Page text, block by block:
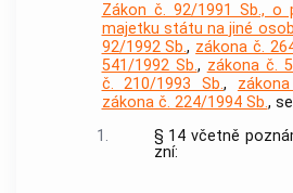
Zákon č. 92/1991 Sb., o
majetku státu na jiné
92/1992 Sb., zákona č.
541/1992 Sb., zákona č.
č. 210/1993 Sb.,
zákona č. 224/1994 Sb.,
1.
§ 14 včetně
zní: